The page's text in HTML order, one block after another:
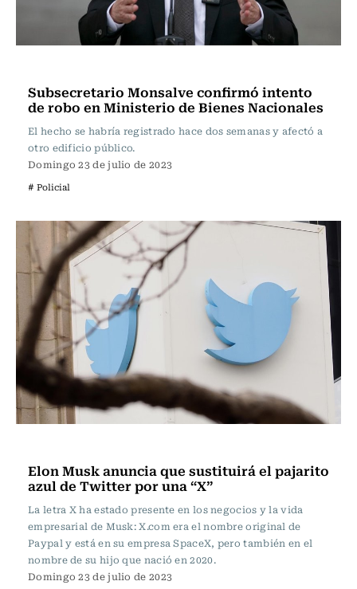
Subsecretario Monsalve confirmó intento
de robo en Ministerio de Bienes Nacionales
El hecho se habría registrado hace dos semanas y afectó a
otro edificio público.
Domingo 23 de julio de 2023
# Policial
Elon Musk anuncia que sustituirá el pajarito
azul de Twitter por una “X”
La letra X ha estado presente en los negocios y la vida
empresarial de Musk: X.com era el nombre original de
Paypal y está en su empresa SpaceX, pero también en el
nombre de su hijo que nació en 2020.
Domingo 23 de julio de 2023